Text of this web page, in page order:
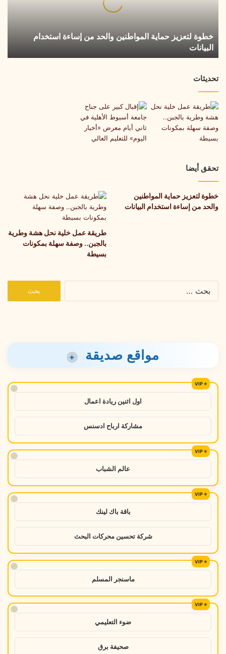
البيانات
خطوة لتعزيز حماية المواطنين والحد من إساءة استخدام
البيانات
تحديثات
تحقق أيضا
خطوة لتعزيز حماية المواطنين
والحد من إساءة استخدام البيانات
طريقة عمل خلية نحل هشة وطرية
بالجبن.. وصفة سهلة بمكونات
بسيطة
مواقع صديقة +
!
اول اثنين ريادة اعمال
مشاركة ارباح ادسنس
!
عالم الشباب
!
باقة باك لينك
شركة تحسين محركات البحث
!
ماسنجر المسلم
!
ضوء التعليمي
صحيفة برق